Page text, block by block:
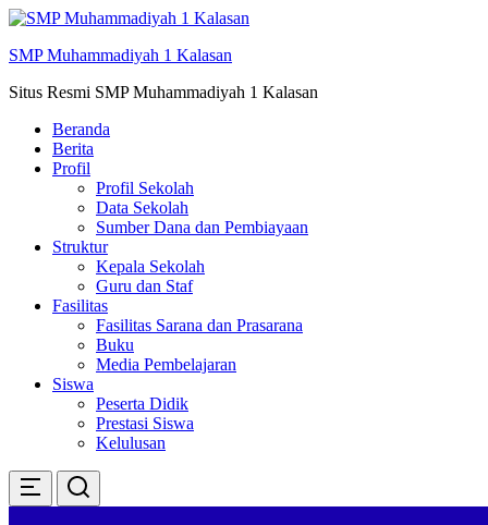
Skip
konten
SMP Muhammadiyah 1 Kalasan
Situs Resmi SMP Muhammadiyah 1 Kalasan
Beranda
Berita
Profil
Profil Sekolah
Data Sekolah
Sumber Dana dan Pembiayaan
Struktur
Kepala Sekolah
Guru dan Staf
Fasilitas
Fasilitas Sarana dan Prasarana
Buku
Media Pembelajaran
Siswa
Peserta Didik
Prestasi Siswa
Kelulusan